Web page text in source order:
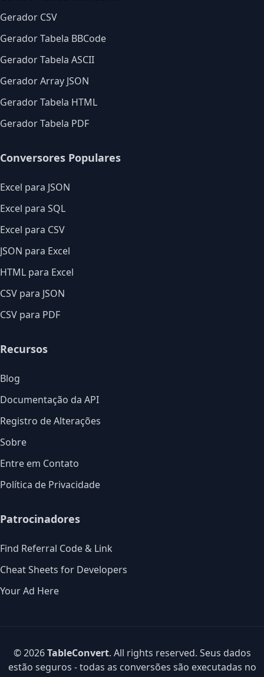
Gerador CSV
Gerador Tabela BBCode
Gerador Tabela ASCII
Gerador Array JSON
Gerador Tabela HTML
Gerador Tabela PDF
Conversores Populares
Excel para JSON
Excel para SQL
Excel para CSV
JSON para Excel
HTML para Excel
CSV para JSON
CSV para PDF
Recursos
Blog
Documentação da API
Registro de Alterações
Sobre
Entre em Contato
Política de Privacidade
Patrocinadores
Find Referral Code & Link
Cheat Sheets for Developers
Your Ad Here
© 2026TableConvert. All rights reserved. Seus dados
estão seguros - todas as conversões são executadas no